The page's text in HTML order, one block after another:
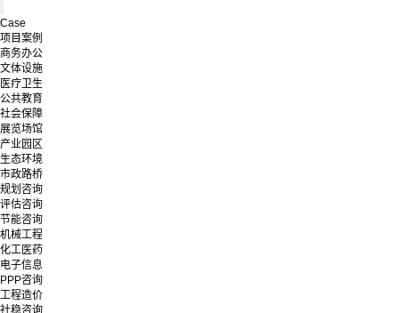
Case
项目案例
商务办公
文体设施
医疗卫生
公共教育
社会保障
展览场馆
产业园区
生态环境
市政路桥
规划咨询
评估咨询
节能咨询
机械工程
化工医药
电子信息
PPP咨询
工程造价